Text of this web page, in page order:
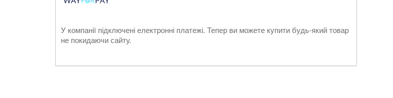
У компанії підключені електронні платежі. Тепер ви можете купити будь-який товар
не покидаючи сайту.